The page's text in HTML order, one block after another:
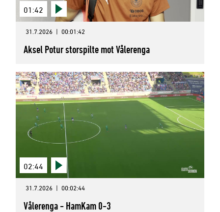
01:42
31.7.2026 | 00:01:42
Aksel Potur storspilte mot Vålerenga
02:44
31.7.2026 | 00:02:44
Vålerenga - HamKam 0-3